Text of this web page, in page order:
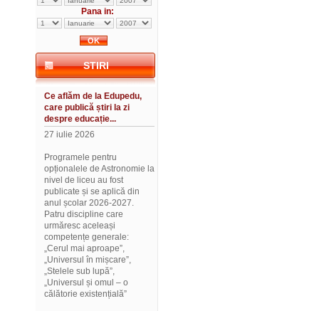
Pana in:
STIRI
Ce aflăm de la Edupedu,
care publică știri la zi
despre educație...
27 iulie 2026
Programele pentru
opționalele de Astronomie la
nivel de liceu au fost
publicate și se aplică din
anul școlar 2026-2027.
Patru discipline care
urmăresc aceleași
competențe generale:
„Cerul mai aproape”,
„Universul în mișcare”,
„Stelele sub lupă”,
„Universul și omul – o
călătorie existențială”